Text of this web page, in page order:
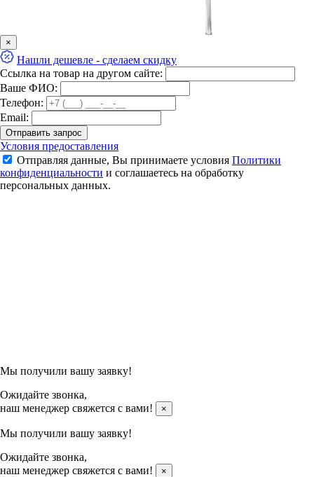
Стойка для бадминтонной сетки
7 990 ₽
×
Нашли дешевле - сделаем скидку
Ссылка на товар на другом сайте:
Ваше ФИО:
Телефон:
Email:
Отправить запрос
Условия предоставления
Отправляя данные, Вы принимаете условия Политики
конфиденциальности и соглашаетесь на обработку
персональных данных.
Мы получили вашу заявку!
Ожидайте звонка,
наш менеджер свяжется с вами!
×
Мы получили вашу заявку!
Ожидайте звонка,
наш менеджер свяжется с вами!
×